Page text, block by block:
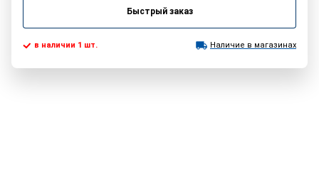
Быстрый заказ
в наличии 1 шт. Наличие в магазинах